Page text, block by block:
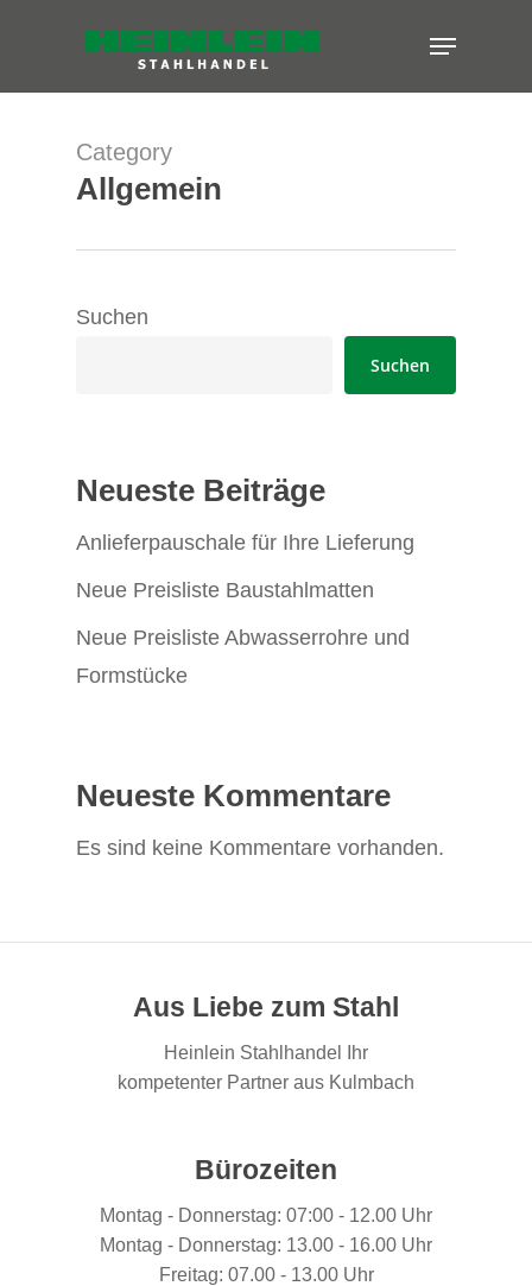
main
Menu
Category
Allgemein
Suchen
Suchen
Neueste Beiträge
Anlieferpauschale für Ihre Lieferung
Neue Preisliste Baustahlmatten
Neue Preisliste Abwasserrohre und
Formstücke
Neueste Kommentare
Es sind keine Kommentare vorhanden.
Aus Liebe zum Stahl
Heinlein Stahlhandel Ihr
kompetenter Partner aus Kulmbach
Bürozeiten
Montag - Donnerstag: 07:00 - 12.00 Uhr
Montag - Donnerstag: 13.00 - 16.00 Uhr
Freitag: 07.00 - 13.00 Uhr